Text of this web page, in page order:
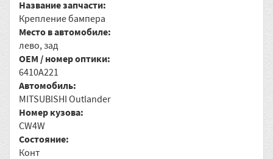
Название запчасти:
Крепление бампера
Место в автомобиле:
лево, зад
OEM / номер оптики:
6410A221
Автомобиль:
MITSUBISHI Outlander
Номер кузова:
CW4W
Состояние:
Конт